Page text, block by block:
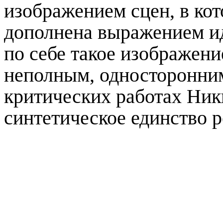
изображением сцен, в
дополнена выражением
по себе такое
неполным,
критических работах
синтетическое единство